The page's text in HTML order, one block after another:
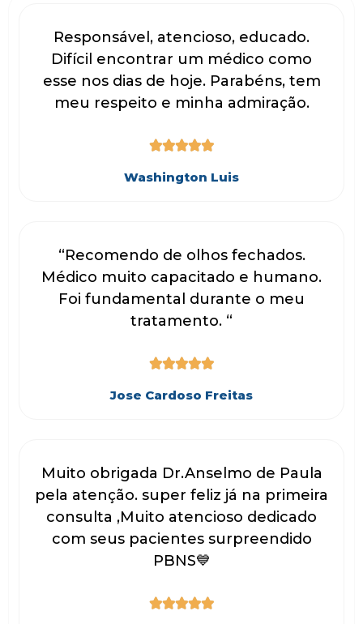
Responsável, atencioso, educado.
Difícil encontrar um médico como
esse nos dias de hoje. Parabéns, tem
meu respeito e minha admiração.

Washington Luis
“Recomendo de olhos fechados.
Médico muito capacitado e humano.
Foi fundamental durante o meu
tratamento. “

Jose Cardoso Freitas
Muito obrigada Dr.Anselmo de Paula
pela atenção. super feliz já na primeira
consulta ,Muito atencioso dedicado
com seus pacientes surpreendido
PBNS💙
